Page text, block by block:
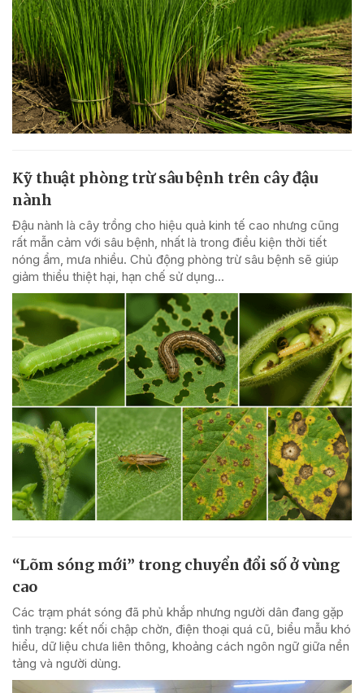
Kỹ thuật phòng trừ sâu bệnh trên cây đậu
nành
Đậu nành là cây trồng cho hiệu quả kinh tế cao nhưng cũng
rất mẫn cảm với sâu bệnh, nhất là trong điều kiện thời tiết
nóng ẩm, mưa nhiều. Chủ động phòng trừ sâu bệnh sẽ giúp
giảm thiểu thiệt hại, hạn chế sử dụng...
“Lõm sóng mới” trong chuyển đổi số ở vùng
cao
Các trạm phát sóng đã phủ khắp nhưng người dân đang gặp
tình trạng: kết nối chập chờn, điện thoại quá cũ, biểu mẫu khó
hiểu, dữ liệu chưa liên thông, khoảng cách ngôn ngữ giữa nền
tảng và người dùng.